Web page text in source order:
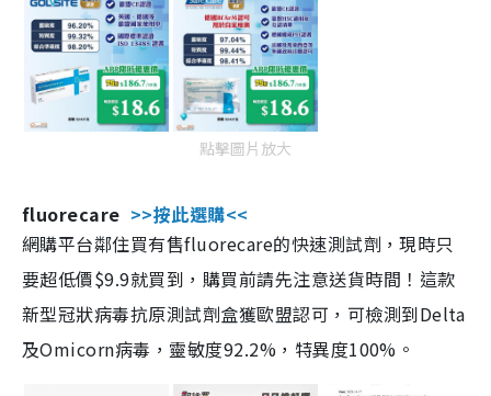
點擊圖片放大
fluorecare >>按此選購<<
網購平台鄰住買有售fluorecare的快速測試劑，現時只
要超低價$9.9就買到，購買前請先注意送貨時間！這款
新型冠狀病毒抗原測試劑盒獲歐盟認可，可檢測到Delta
及Omicorn病毒，靈敏度92.2%，特異度100%。